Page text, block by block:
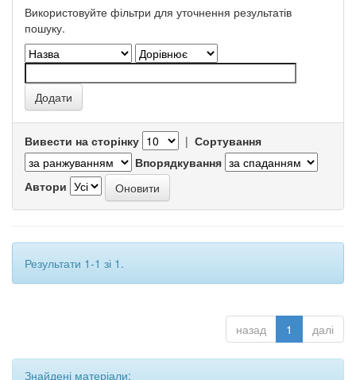
Використовуйте фільтри для уточнення результатів
пошуку.
Вивести на сторінку | Сортування
Впорядкування
Автори
Результати 1-1 зі 1.
назад 1 далі
Знайдені матеріали: